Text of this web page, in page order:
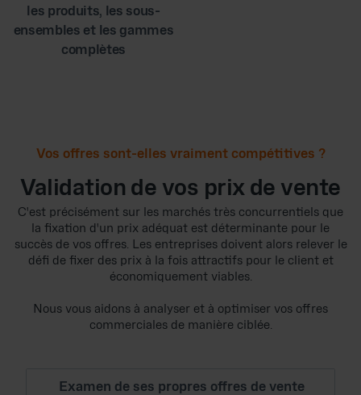
les produits, les sous-
ensembles et les gammes
complètes
Vos offres sont-elles vraiment compétitives ?
Validation de vos prix de vente
C'est précisément sur les marchés très concurrentiels que
la fixation d'un prix adéquat est déterminante pour le
succès de vos offres. Les entreprises doivent alors relever le
défi de fixer des prix à la fois attractifs pour le client et
économiquement viables.
Nous vous aidons à analyser et à optimiser vos offres
commerciales de manière ciblée.
Examen de ses propres offres de vente